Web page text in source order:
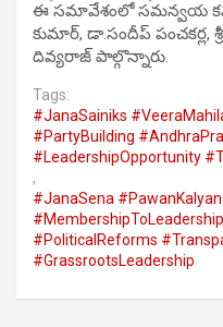
ఈ సమావేశంలో సమన్వయ
కుమార్, డా.సందీప్ పంచకర్ల,
దివ్యరాజ్ పాల్గొన్నారు.
Tags:
#JanaSainiks
#PartyBuilding
#LeadershipOpportunity
,
#JanaSena
#PoliticalReforms
#GrassrootsLeadership